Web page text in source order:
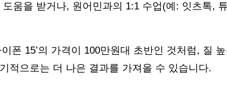
움을 받거나, 원어민과의 1:1 수업(예: 잇츠톡,
폰 15’의 가격이 100만원대 초반인 것처럼, 질
적으로는 더 나은 결과를 가져올 수 있습니다.